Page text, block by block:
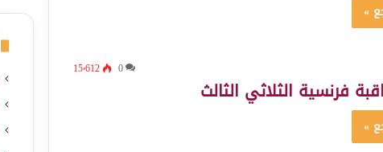
»
0 15٬612
فرنسية الثلاثي الثالث
»